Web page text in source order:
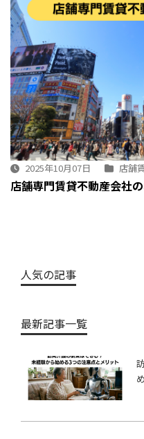
2025年10月07日 店舗
店舗専門賃貸不動産会社
人気の記事
最新記事一覧